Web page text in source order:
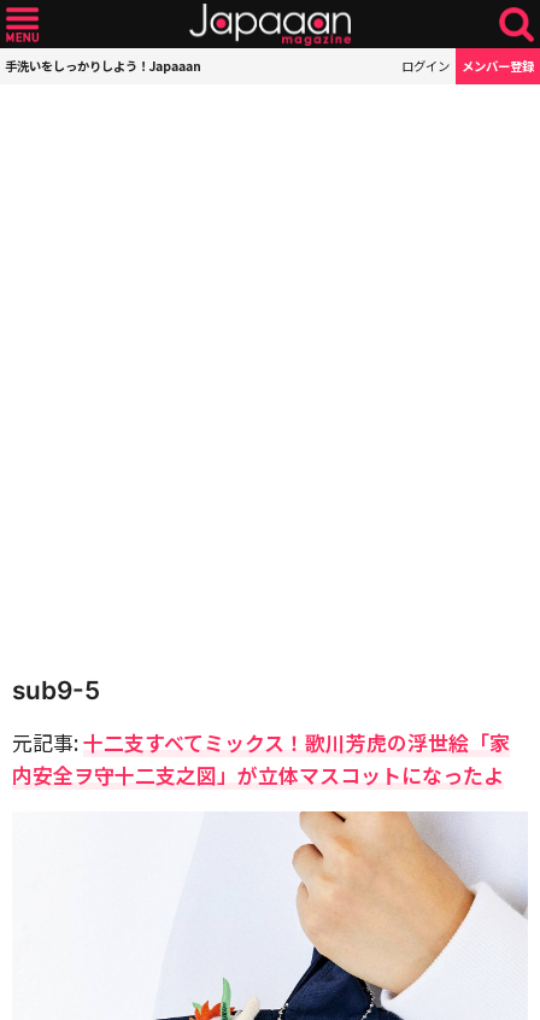
手洗いをしっかりしよう！Japaaan ログイン メンバー登録
sub9-5
元記事:十二支すべてミックス！歌川芳虎の浮世絵「家
内安全ヲ守十二支之図」が立体マスコットになったよ